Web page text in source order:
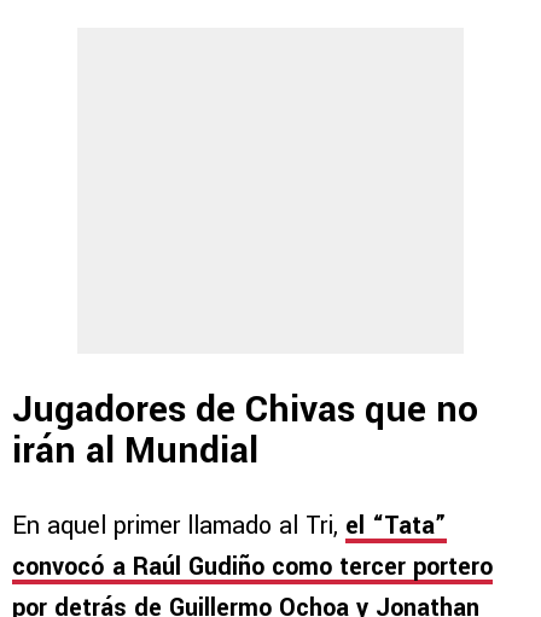
Jugadores de Chivas que no
irán al Mundial
En aquel primer llamado al Tri, el “Tata”
convocó a Raúl Gudiño como tercer portero
por detrás de Guillermo Ochoa y Jonathan